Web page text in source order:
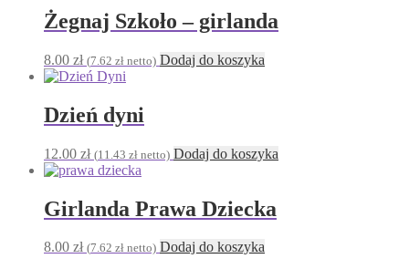
Żegnaj Szkoło – girlanda
8.00 zł (7.62 zł netto) Dodaj do koszyka
Dzień dyni
12.00 zł (11.43 zł netto) Dodaj do koszyka
Girlanda Prawa Dziecka
8.00 zł (7.62 zł netto) Dodaj do koszyka